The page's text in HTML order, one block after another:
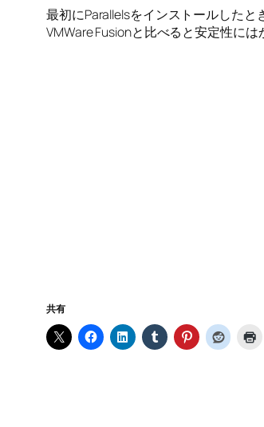
最初にParallelsをインストールした
VMWare Fusionと比べると安定性には
共有